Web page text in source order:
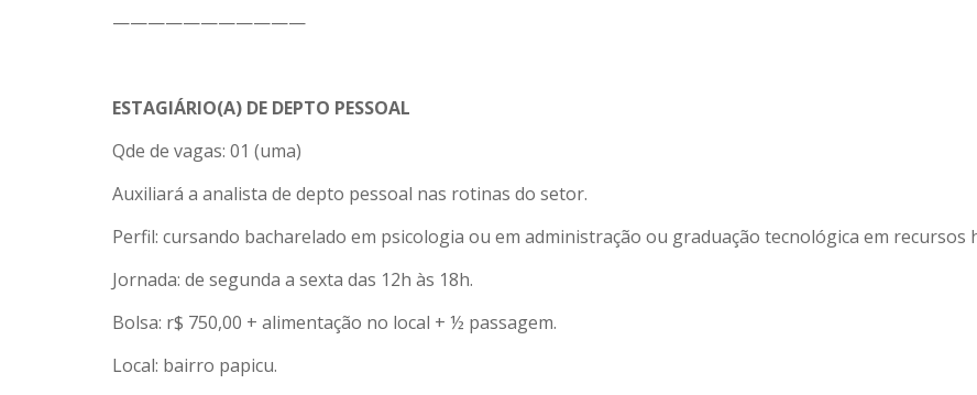
———————————
ESTAGIÁRIO(A) DE DEPTO PESSOAL
Qde de vagas: 01 (uma)
Auxiliará a analista de depto pessoal nas rotinas do setor.
Perfil: cursando bacharelado em psicologia ou em administração ou graduação tecnológica em recursos
Jornada: de segunda a sexta das 12h às 18h.
Bolsa: r$ 750,00 + alimentação no local + ½ passagem.
Local: bairro papicu.